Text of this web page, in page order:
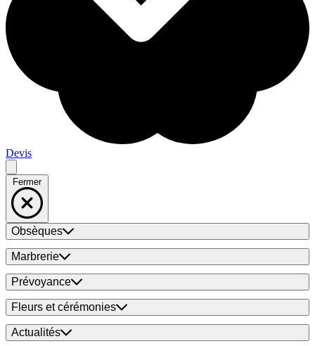
Devis
Fermer
Obsèques
Marbrerie
Prévoyance
Fleurs et cérémonies
Actualités